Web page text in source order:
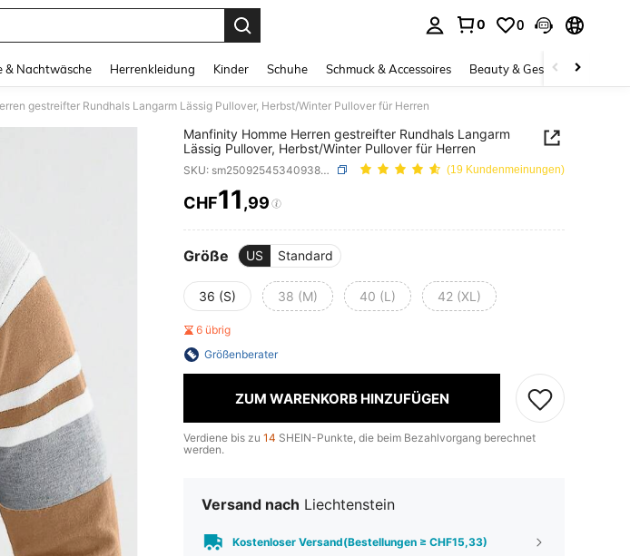
0 0
& Nachtwäsche Herrenkleidung Kinder Schuhe Schmuck & Accessoires Beauty & Gesundheit
gestreifter Rundhals Langarm Lässig Pullover, Herbst/Winter Pullover für Herren
Manfinity Homme Herren gestreifter Rundhals Langarm
Lässig Pullover, Herbst/Winter Pullover für Herren
SKU: sm25092545340938538 (19 Kundenmeinungen)
PRICE AND AVAILABILITY
CHF11,99
Größe US Standard
36 (S) 38 (M) 40 (L) 42 (XL)
6 übrig
Größenberater
ZUM WARENKORB HINZUFÜGEN
Verdiene bis zu 14 SHEIN-Punkte, die beim Bezahlvorgang berechnet
werden.
Versand nach Liechtenstein
Kostenloser Versand(Bestellungen ≥ CHF15,33)